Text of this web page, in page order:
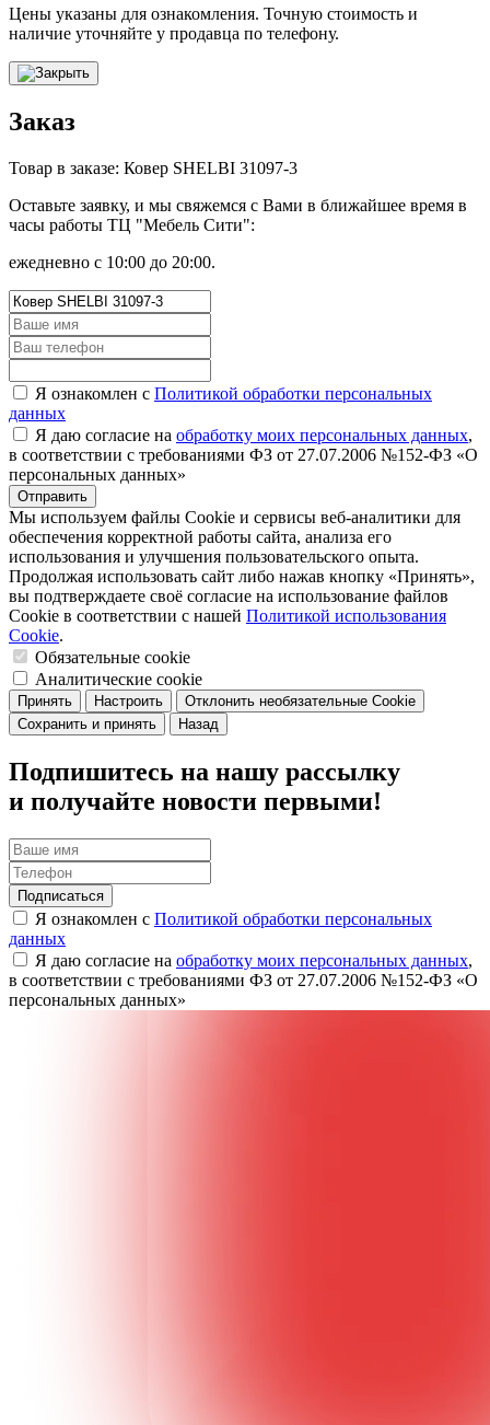
Цены указаны для ознакомления. Точную стоимость и
наличие уточняйте у продавца по телефону.
Заказ
Товар в заказе: Ковер SHELBI 31097-3
Оставьте заявку, и мы свяжемся с Вами в ближайшее время в
часы работы ТЦ "Мебель Сити":
ежедневно с 10:00 до 20:00.
Я ознакомлен с Политикой обработки персональных
данных
Я даю согласие на обработку моих персональных данных,
в соответствии с требованиями ФЗ от 27.07.2006 №152-ФЗ «О
персональных данных»
Отправить
Мы используем файлы Cookie и сервисы веб-аналитики для
обеспечения корректной работы сайта, анализа его
использования и улучшения пользовательского опыта.
Продолжая использовать сайт либо нажав кнопку «Принять»,
вы подтверждаете своё согласие на использование файлов
Cookie в соответствии с нашей Политикой использования
Cookie.
Обязательные cookie
Аналитические cookie
Принять Настроить
Отклонить необязательные Cookie
Сохранить и принять
Назад
Подпишитесь на нашу рассылку
и получайте новости первыми!
Подписаться
Я ознакомлен с Политикой обработки персональных
данных
Я даю согласие на обработку моих персональных данных,
в соответствии с требованиями ФЗ от 27.07.2006 №152-ФЗ «О
персональных данных»